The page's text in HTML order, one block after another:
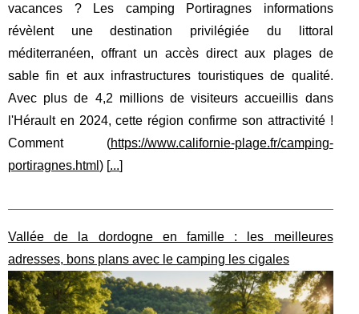
vacances ? Les camping Portiragnes informations
révèlent une destination privilégiée du littoral
méditerranéen, offrant un accès direct aux plages de
sable fin et aux infrastructures touristiques de qualité.
Avec plus de 4,2 millions de visiteurs accueillis dans
l'Hérault en 2024, cette région confirme son attractivité !
Comment (https://www.californie-plage.fr/camping-
portiragnes.html ) [ ...
Vallée de la dordogne en famille : les meilleures
adresses, bons plans avec le camping les cigales